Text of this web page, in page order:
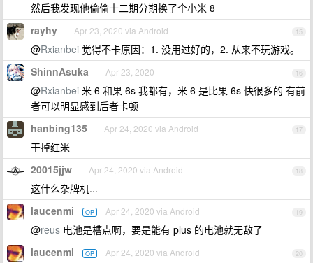
然后我发现他偷偷十二期分期换了个小米 8
15
rayhy Apr 23, 2020 via Android
@Rxianbei 觉得不卡原因：1. 没用过好的，2. 从来不玩游戏。
16
ShinnAsuka Apr 23, 2020
@Rxianbei 米 6 和果 6s 我都有，米 6 是比果 6s 快很多的 有前
者可以明显感到后者卡顿
17
hanbing135 Apr 24, 2020 via Android
干掉红米
18
20015jjw Apr 24, 2020 via Android
这什么杂牌机...
19
laucenmi OP Apr 24, 2020 via Android
@reus 电池是槽点啊，要是能有 plus 的电池就无敌了
20
laucenmi OP Apr 24, 2020 via Android